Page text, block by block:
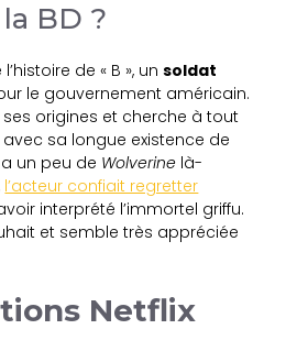
BD ?
de « B », unsoldat
le gouvernement américain.
origines et cherche à tout
avec sa longue existence de
un peu de Wolverine là-
l’acteur confiait regretter
interprété l’immortel griffu.
et semble très appréciée
Netflix